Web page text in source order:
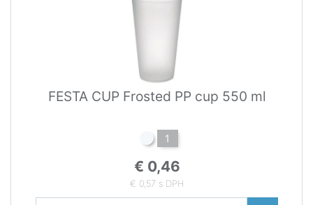
FESTA CUP Frosted PP cup 550 ml
1
€ 0,46
€ 0,57 s DPH